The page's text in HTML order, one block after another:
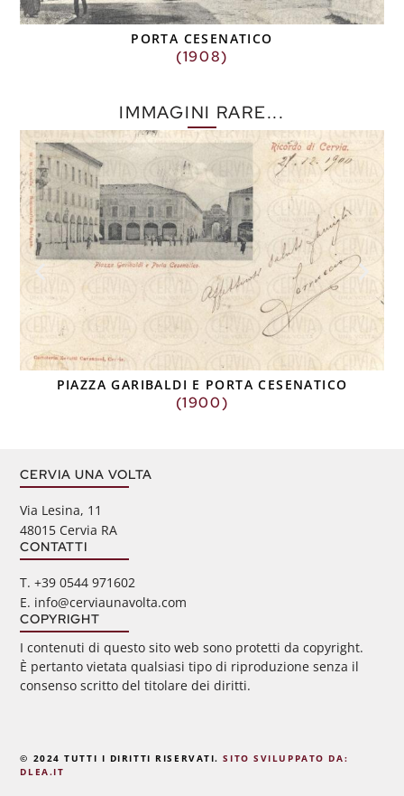
PORTA CESENATICO
(1908)
IMMAGINI RARE...
PIAZZA GARIBALDI E PORTA CESENATICO
(1900)
CERVIA UNA VOLTA
Via Lesina, 11
48015 Cervia RA
CONTATTI
‭T. +39 0544 971602
E. info@cerviaunavolta.com
COPYRIGHT
I contenuti di questo sito web sono protetti da copyright.
È pertanto vietata qualsiasi tipo di riproduzione senza il
consenso scritto del titolare dei diritti.
© 2024 TUTTI I DIRITTI RISERVATI.SITO SVILUPPATO DA:
DLEA.IT